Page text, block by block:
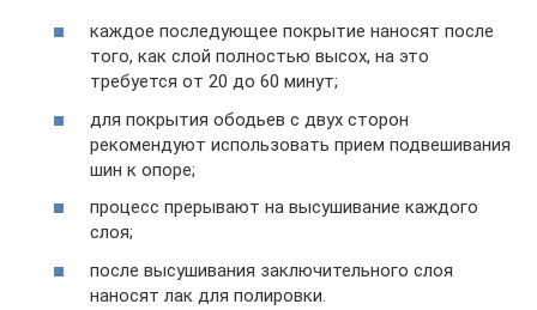
каждое последующее покрытие наносят после
того, как слой полностью высох, на это
требуется от 20 до 60 минут;
для покрытия ободьев с двух сторон
рекомендуют использовать прием подвешивания
шин к опоре;
процесс прерывают на высушивание каждого
слоя;
после высушивания заключительного слоя
наносят лак для полировки.